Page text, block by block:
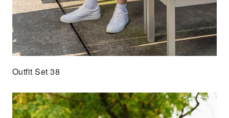
Outfit Set 38